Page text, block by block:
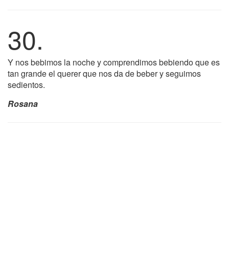
30.
Y nos bebimos la noche y comprendimos bebiendo que es
tan grande el querer que nos da de beber y seguimos
sedientos.
Rosana